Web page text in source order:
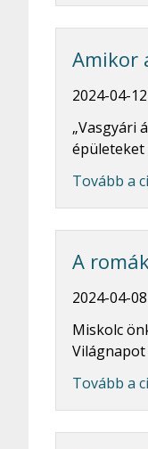
Amikor
2024-04-12
„Vasgyári
épületeket
Tovább a
A
2024-04-08
Miskolc
Világnapot
Tovább a